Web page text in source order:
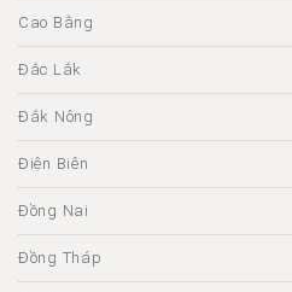
Cao Bằng
Đắc Lắk
Đắk Nông
Điện Biên
Đồng Nai
Đồng Tháp